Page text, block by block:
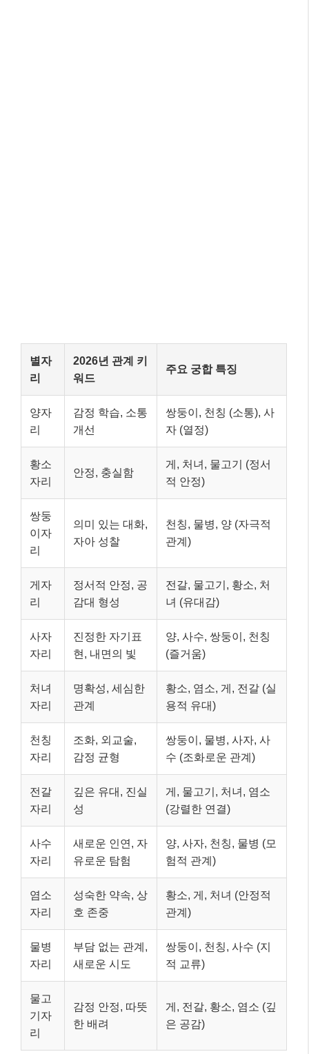
별자
리
2026년 관계 키
워드
주요 궁합 특징
양자
리
감정 학습, 소통
개선
쌍둥이, 천칭 (소통), 사
자 (열정)
황소
자리
안정, 충실함
게, 처녀, 물고기 (정서
적 안정)
쌍둥
이자
리
의미 있는 대화,
자아 성찰
천칭, 물병, 양 (자극적
관계)
게자
리
정서적 안정, 공
감대 형성
전갈, 물고기, 황소, 처
녀 (유대감)
사자
자리
진정한 자기표
현, 내면의 빛
양, 사수, 쌍둥이, 천칭
(즐거움)
처녀
자리
명확성, 세심한
관계
황소, 염소, 게, 전갈 (실
용적 유대)
천칭
자리
조화, 외교술,
감정 균형
쌍둥이, 물병, 사자, 사
수 (조화로운 관계)
전갈
자리
깊은 유대, 진실
성
게, 물고기, 처녀, 염소
(강렬한 연결)
사수
자리
새로운 인연, 자
유로운 탐험
양, 사자, 천칭, 물병 (모
험적 관계)
염소
자리
성숙한 약속, 상
호 존중
황소, 게, 처녀 (안정적
관계)
물병
자리
부담 없는 관계,
새로운 시도
쌍둥이, 천칭, 사수 (지
적 교류)
물고
기자
리
감정 안정, 따뜻
한 배려
게, 전갈, 황소, 염소 (깊
은 공감)